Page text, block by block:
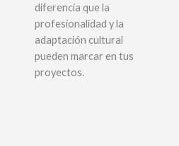
diferencia que la
profesionalidad y la
adaptación cultural
pueden marcar en tus
proyectos.